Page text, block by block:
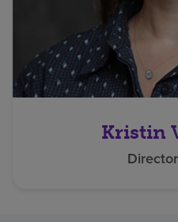
Kristin